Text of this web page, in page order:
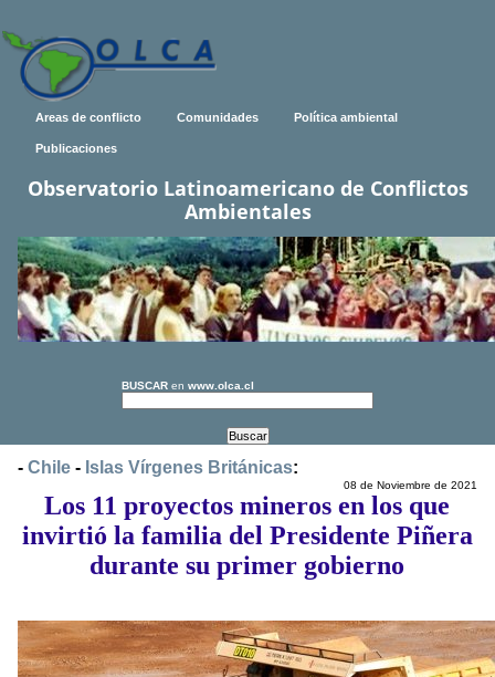
Areas de conflicto Comunidades Política ambiental
Publicaciones
Observatorio Latinoamericano de Conflictos
Ambientales
BUSCAR en www.olca.cl
- Chile - Islas Vírgenes Británicas:
08 de Noviembre de 2021
Los 11 proyectos mineros en los que
invirtió la familia del Presidente Piñera
durante su primer gobierno